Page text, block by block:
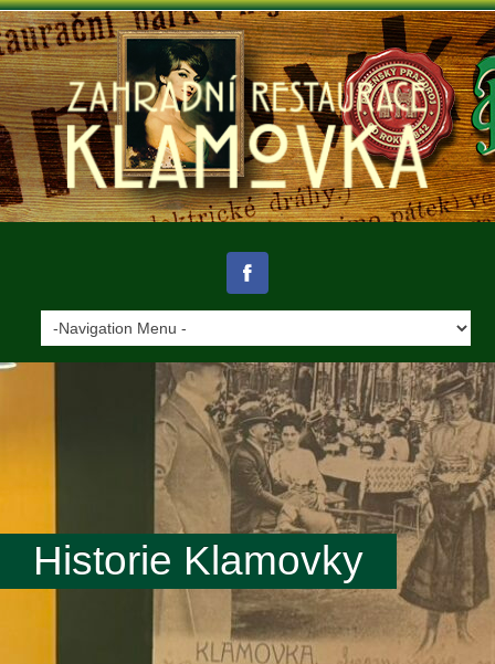
Historie Klamovky